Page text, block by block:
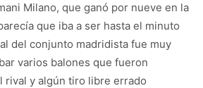
Milano, que ganó por nueve en la
que iba a ser hasta el minuto
del conjunto madridista fue muy
varios balones que fueron
rival y algún tiro libre errado